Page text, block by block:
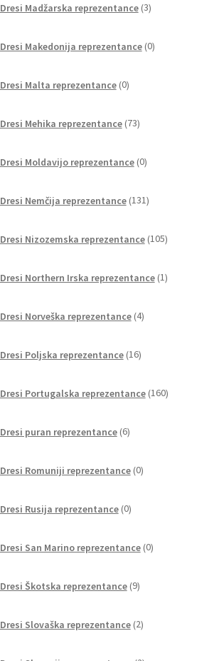
Dresi Madžarska reprezentance 3izdelki
Dresi Makedonija reprezentance 0izdelkov
Dresi Malta reprezentance 0izdelkov
Dresi Mehika reprezentance 73izdelkov
Dresi Moldavijo reprezentance 0izdelkov
Dresi Nemčija reprezentance 131izdelkov
Dresi Nizozemska reprezentance 105izdelkov
Dresi Northern Irska reprezentance 1izdelek
Dresi Norveška reprezentance 4izdelki
Dresi Poljska reprezentance 16izdelkov
Dresi Portugalska reprezentance 160izdelkov
Dresi puran reprezentance 6izdelkov
Dresi Romuniji reprezentance 0izdelkov
Dresi Rusija reprezentance 0izdelkov
Dresi San Marino reprezentance 0izdelkov
Dresi Škotska reprezentance 9izdelkov
Dresi Slovaška reprezentance 2izdelka